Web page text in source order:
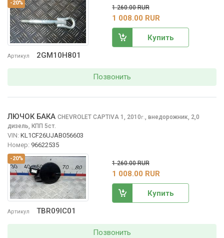
-20%
Артикул 2GM10H801
1 260.00 RUR
1 008.00 RUR
Купить
Позвонить
-20%
Артикул TBR09IC01
ЛЮЧОК БАКА CHEVROLET CAPTIVA 1, 2010г., внедорожник, 2,0
дизель, КПП 5ст.
VIN: KL1CF26UJAB056603
Номер: 96622535
1 260.00 RUR
1 008.00 RUR
Купить
Позвонить